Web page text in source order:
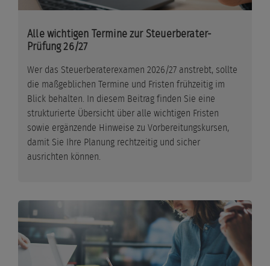
Alle wichtigen Termine zur Steuerberater-
Prüfung 26/27
Wer das Steuerberaterexamen 2026/27 anstrebt, sollte
die maßgeblichen Termine und Fristen frühzeitig im
Blick behalten. In diesem Beitrag finden Sie eine
strukturierte Übersicht über alle wichtigen Fristen
sowie ergänzende Hinweise zu Vorbereitungskursen,
damit Sie Ihre Planung rechtzeitig und sicher
ausrichten können.